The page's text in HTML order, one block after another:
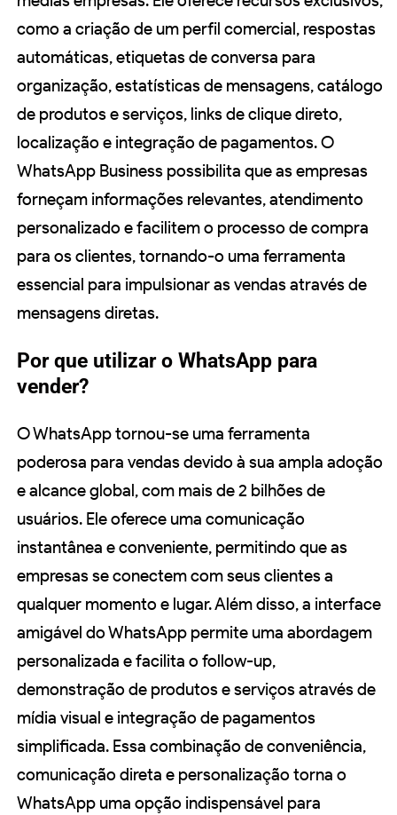
como a criação de um perfil comercial, respostas
automáticas, etiquetas de conversa para
organização, estatísticas de mensagens, catálogo
de produtos e serviços, links de clique direto,
localização e integração de pagamentos. O
WhatsApp Business possibilita que as empresas
forneçam informações relevantes, atendimento
personalizado e facilitem o processo de compra
para os clientes, tornando-o uma ferramenta
essencial para impulsionar as vendas através de
mensagens diretas.
Por que utilizar o WhatsApp para
vender?
O WhatsApp tornou-se uma ferramenta
poderosa para vendas devido à sua ampla adoção
e alcance global, com mais de 2 bilhões de
usuários. Ele oferece uma comunicação
instantânea e conveniente, permitindo que as
empresas se conectem com seus clientes a
qualquer momento e lugar. Além disso, a interface
amigável do WhatsApp permite uma abordagem
personalizada e facilita o follow-up,
demonstração de produtos e serviços através de
mídia visual e integração de pagamentos
simplificada. Essa combinação de conveniência,
comunicação direta e personalização torna o
WhatsApp uma opção indispensável para